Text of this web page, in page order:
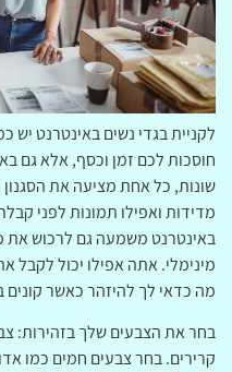
לקניית בגדי נשים באינטרנט יש
חוסכות לכם זמן וכסף, אלא גם
שונות, כל אחת מציעה את
מדידות ואפילו תמונות לפני
באינטרנט משמעה גם לרכוש את
מינימלי. אתה אפילו יכול
מה כדאי לך להיזהר כאשר קונים
בחר את הצבעים שלך בזהירות:
קרירים. בחר צבעים חמים כמו